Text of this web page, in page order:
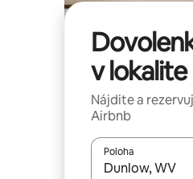
v
Nájdite a
Airbnb
Poloha
Keď budú